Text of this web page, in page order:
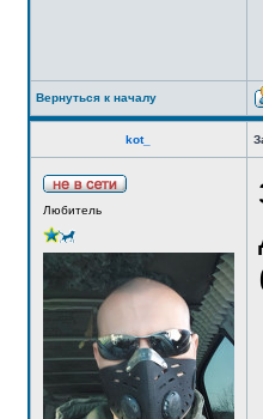
Вернуться к началу
kot_
Любитель